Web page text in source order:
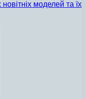
моделей та їх